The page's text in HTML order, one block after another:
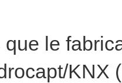
le
KNX